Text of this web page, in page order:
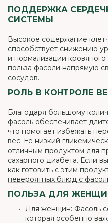
ПОДДЕРЖКА
СИСТЕМЫ
Высокое содержание
способствует снижению
и нормализации
польза фасоли напрямую
сосудов.
РОЛЬ В КОНТРОЛЕ
Благодаря большому
фасоль обеспечивает
что помогает избежать
вес. Её низкий
отличным продуктом для
сахарного диабета. Если
как готовить с этим
невероятных блюд с
ПОЛЬЗА ДЛЯ
Для женщин: Фасоль
которая особенно